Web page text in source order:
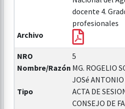
docente 4.
profesionales
Archivo
NRO
5
Nombre/Razón MG. ROGELIO
JOSé
Tipo
ACTA DE
CONSEJO DE